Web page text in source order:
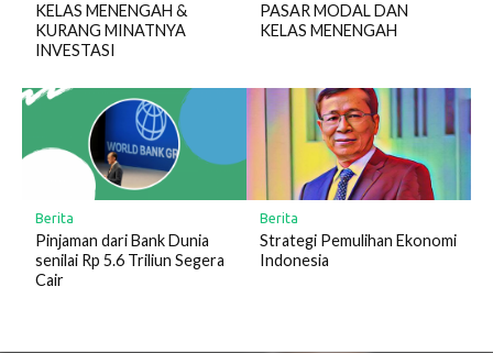
KELAS MENENGAH &
KURANG MINATNYA
INVESTASI
PASAR MODAL DAN
KELAS MENENGAH
Berita
Pinjaman dari Bank Dunia
senilai Rp 5.6 Triliun Segera
Cair
Berita
Strategi Pemulihan Ekonomi
Indonesia